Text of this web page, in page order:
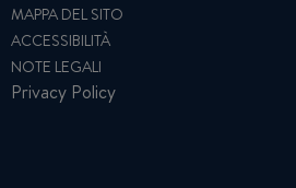
MAPPA DEL SITO
ACCESSIBILITÀ
NOTE LEGALI
Privacy Policy